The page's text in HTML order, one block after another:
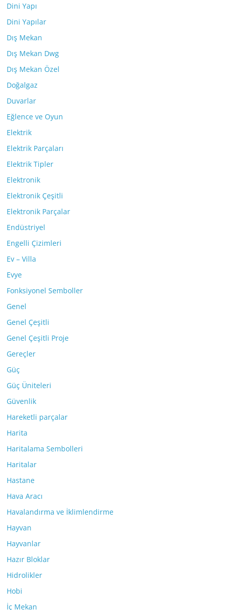
Dini Yapı
Dini Yapılar
Dış Mekan
Dış Mekan Dwg
Dış Mekan Özel
Doğalgaz
Duvarlar
Eğlence ve Oyun
Elektrik
Elektrik Parçaları
Elektrik Tipler
Elektronik
Elektronik Çeşitli
Elektronik Parçalar
Endüstriyel
Engelli Çizimleri
Ev – Villa
Evye
Fonksiyonel Semboller
Genel
Genel Çeşitli
Genel Çeşitli Proje
Gereçler
Güç
Güç Üniteleri
Güvenlik
Hareketli parçalar
Harita
Haritalama Sembolleri
Haritalar
Hastane
Hava Aracı
Havalandırma ve İklimlendirme
Hayvan
Hayvanlar
Hazır Bloklar
Hidrolikler
Hobi
İç Mekan